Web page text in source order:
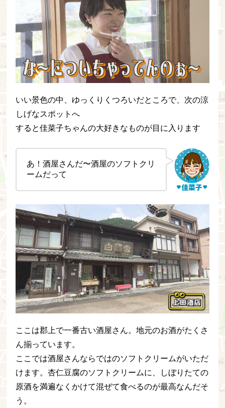
いい景色の中、ゆっくりくつろいだところで、次の涼
しげなスポットへ
すると佳菜子ちゃんの大好きなものが目に入ります
あ！酒屋さんだ〜酒屋のソフトクリ
ームだって
ここは郡上で一番古い酒屋さん。地元のお酒がたくさ
ん揃っています。
ここでは酒屋さんならではのソフトクリームがいただ
けます。杏仁豆腐のソフトクリームに、しぼりたての
原酒を満遍なくかけて混ぜて食べるのが最高なんだそ
う。